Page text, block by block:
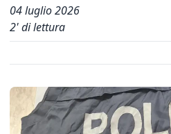
04 luglio 2026
2' di lettura